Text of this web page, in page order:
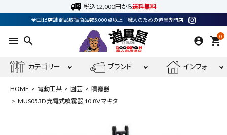
税込12,000円から送料無料
全国16店舗 商品取扱商品数5,000点以上 職人のための道具専門店
menu search 0
shopping_cart
カテゴリー ブランド インフォ
HOME 電動工具 園芸
噴霧器
MUS053D 充電式噴霧器 10.8V マキタ